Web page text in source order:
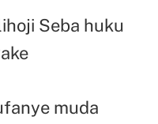
Seba huku
muda